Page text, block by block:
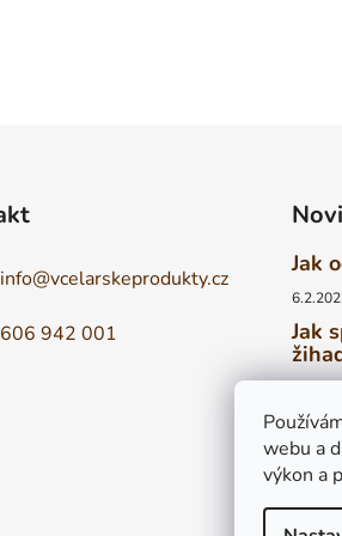
webu a
výkon a
info@vcelarskeprodukty.cz
606 942 001
Jak
Jak